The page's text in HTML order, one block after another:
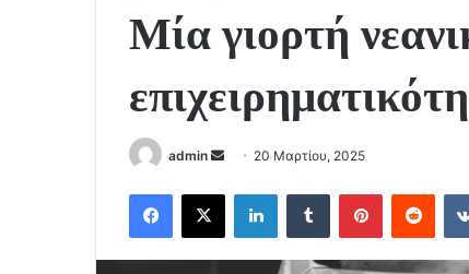
Μία γιορτή
admin
Send
email
20 Μαρτίου, 2025
Facebook
X LinkedInTumblr Pinterest